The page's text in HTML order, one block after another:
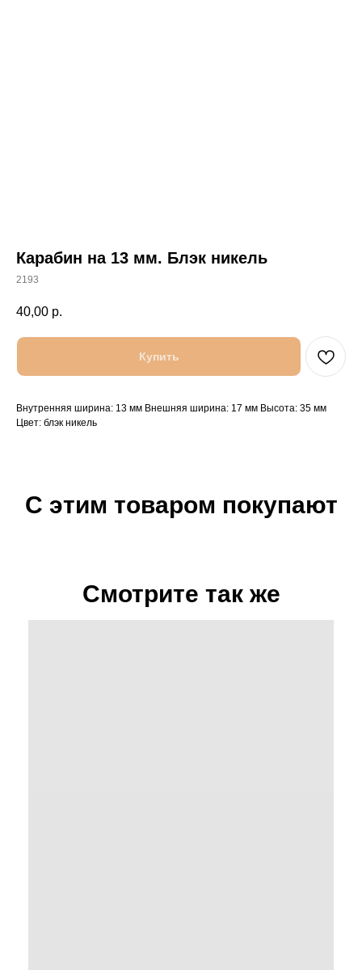
Карабин на 13 мм. Блэк никель
2193
40,00 р.
Купить
Внутренняя ширина: 13 мм Внешняя ширина: 17 мм Высота: 35 мм
Цвет: блэк никель
С этим товаром покупают
Смотрите так же